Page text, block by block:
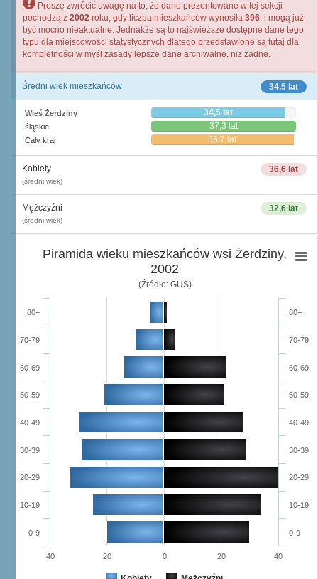
Proszę zwrócić uwagę na to, że dane prezentowane w tej sekcji
pochodzą z 2002 roku, gdy liczba mieszkańców wynosiła 396, i mogą już
być mocno nieaktualne. Jednakże są to najświeższe dostępne dane tego
typu dla miejscowości statystycznych dlatego przedstawione są tutaj dla
kompletności w myśl zasady lepsze dane archiwalne, niż żadne.
34,5 lat
Średni wiek mieszkańców
Wieś Żerdziny 34,5 lat
śląskie 37,3 lat
Cały kraj 36,7 lat
36,6 lat
Kobiety
(średni wiek)
32,6 lat
Mężczyźni
(średni wiek)
Piramida wieku mieszkańców wsi Żerdziny,
2002
(Źródło: GUS)
0-9
10-19
20-29
30-39
40-49
50-59
60-69
70-79
80+
0-9
10-19
20-29
30-39
40-49
50-59
60-69
70-79
80+
40 20 0 20 40